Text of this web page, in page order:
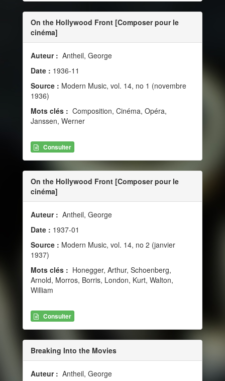
On the Hollywood Front [Composer pour le
cinéma]
Auteur : Antheil, George
Date : 1936-11
Source : Modern Music, vol. 14, no 1 (novembre
1936)
Mots clés : Composition, Cinéma, Opéra,
Janssen, Werner
Consulter
On the Hollywood Front [Composer pour le
cinéma]
Auteur : Antheil, George
Date : 1937-01
Source : Modern Music, vol. 14, no 2 (janvier
1937)
Mots clés : Honegger, Arthur, Schoenberg,
Arnold, Morros, Borris, London, Kurt, Walton,
William
Consulter
Breaking Into the Movies
Auteur : Antheil, George